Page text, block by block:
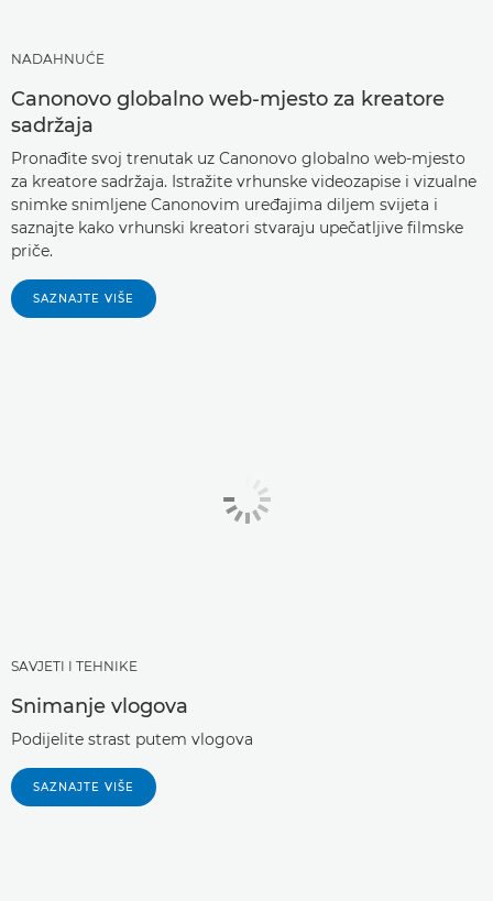
NADAHNUĆE
Canonovo globalno web-mjesto za kreatore
sadržaja
Pronađite svoj trenutak uz Canonovo globalno web-mjesto
za kreatore sadržaja. Istražite vrhunske videozapise i vizualne
snimke snimljene Canonovim uređajima diljem svijeta i
saznajte kako vrhunski kreatori stvaraju upečatljive filmske
priče.
SAZNAJTE VIŠE
SAVJETI I TEHNIKE
Snimanje vlogova
Podijelite strast putem vlogova
SAZNAJTE VIŠE